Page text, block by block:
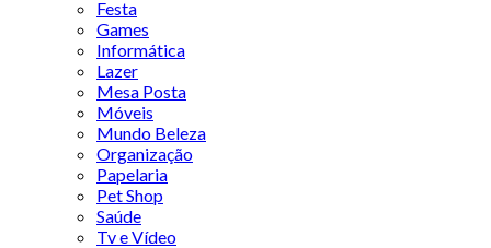
Festa
Games
Informática
Lazer
Mesa Posta
Móveis
Mundo Beleza
Organização
Papelaria
Pet Shop
Saúde
Tv e Vídeo